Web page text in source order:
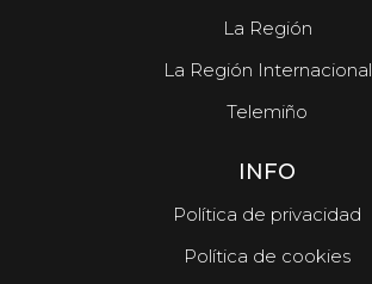
La Región
La Región Internacional
Telemiño
INFO
Política de privacidad
Política de cookies